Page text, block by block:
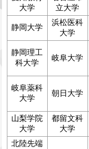
大学
立大学
静岡大学
浜松医科
大学
静岡理工
科大学
岐阜大学
岐阜薬科
大学
朝日大学
山梨学院
大学
都留文科
大学
北陸先端